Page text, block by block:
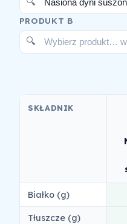
Nasiona dyni
PRODUKT B
Wybierz produkt…
SKŁADNIK
Białko (g)
Tłuszcze (g)